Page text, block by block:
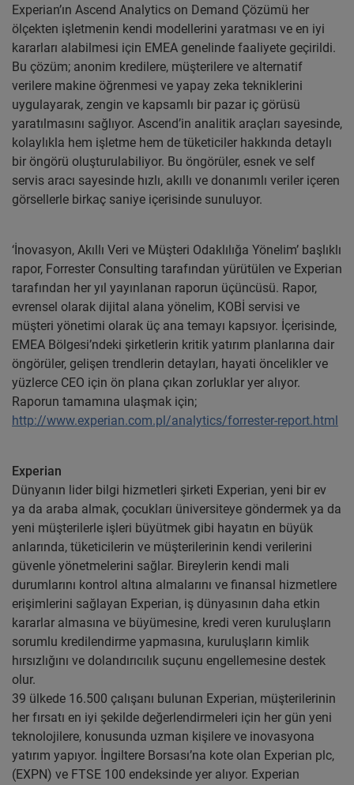
Experian’ın Ascend Analytics on Demand Çözümü her
ölçekten işletmenin kendi modellerini yaratması ve en iyi
kararları alabilmesi için EMEA genelinde faaliyete geçirildi.
Bu çözüm; anonim kredilere, müşterilere ve alternatif
verilere makine öğrenmesi ve yapay zeka tekniklerini
uygulayarak, zengin ve kapsamlı bir pazar iç görüsü
yaratılmasını sağlıyor. Ascend’in analitik araçları sayesinde,
kolaylıkla hem işletme hem de tüketiciler hakkında detaylı
bir öngörü oluşturulabiliyor. Bu öngörüler, esnek ve self
servis aracı sayesinde hızlı, akıllı ve donanımlı veriler içeren
görsellerle birkaç saniye içerisinde sunuluyor.
‘İnovasyon, Akıllı Veri ve Müşteri Odaklılığa Yönelim’ başlıklı
rapor, Forrester Consulting tarafından yürütülen ve Experian
tarafından her yıl yayınlanan raporun üçüncüsü. Rapor,
evrensel olarak dijital alana yönelim, KOBİ servisi ve
müşteri yönetimi olarak üç ana temayı kapsıyor. İçerisinde,
EMEA Bölgesi’ndeki şirketlerin kritik yatırım planlarına dair
öngörüler, gelişen trendlerin detayları, hayati öncelikler ve
yüzlerce CEO için ön plana çıkan zorluklar yer alıyor.
Raporun tamamına ulaşmak için;
http://www.experian.com.pl/analytics/forrester-report.html
Experian
Dünyanın lider bilgi hizmetleri şirketi Experian, yeni bir ev
ya da araba almak, çocukları üniversiteye göndermek ya da
yeni müşterilerle işleri büyütmek gibi hayatın en büyük
anlarında, tüketicilerin ve müşterilerinin kendi verilerini
güvenle yönetmelerini sağlar. Bireylerin kendi mali
durumlarını kontrol altına almalarını ve finansal hizmetlere
erişimlerini sağlayan Experian, iş dünyasının daha etkin
kararlar almasına ve büyümesine, kredi veren kuruluşların
sorumlu kredilendirme yapmasına, kuruluşların kimlik
hırsızlığını ve dolandırıcılık suçunu engellemesine destek
olur.
39 ülkede 16.500 çalışanı bulunan Experian, müşterilerinin
her fırsatı en iyi şekilde değerlendirmeleri için her gün yeni
teknolojilere, konusunda uzman kişilere ve inovasyona
yatırım yapıyor. İngiltere Borsası’na kote olan Experian plc,
(EXPN) ve FTSE 100 endeksinde yer alıyor. Experian